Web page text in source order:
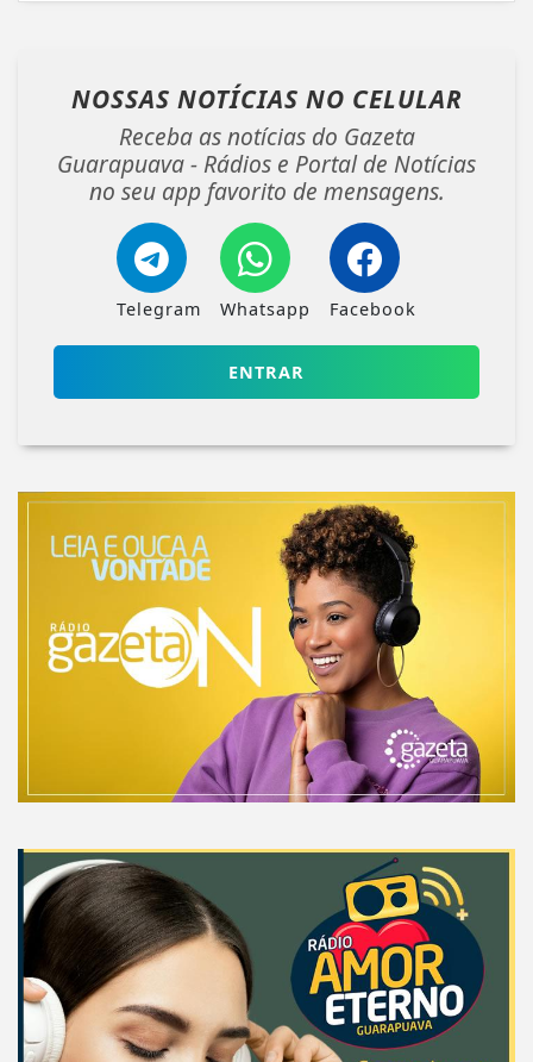
NOSSAS NOTÍCIAS NO CELULAR
Receba as notícias do Gazeta
Guarapuava - Rádios e Portal de Notícias
no seu app favorito de mensagens.
Telegram Whatsapp Facebook
ENTRAR